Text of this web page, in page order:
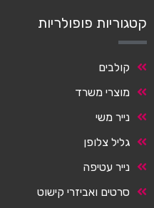
קטגוריות פופולריות
קולבים
מוצרי משרד
נייר משי
גליל צלופן
נייר עטיפה
סרטים ואביזרי קישוט